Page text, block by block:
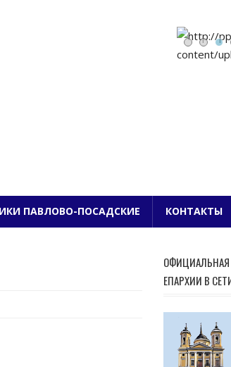
ПОСАДСКОЕ
ПАВЛОВО-ПОСАДСКИЕ КОНТАКТЫ
ЕПАРХИИ В